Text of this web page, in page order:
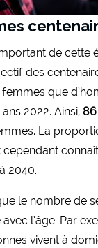
de cette
des
que
2022. Ainsi, 86
La
2040.
le nombre de
l’âge. Par
vivent à